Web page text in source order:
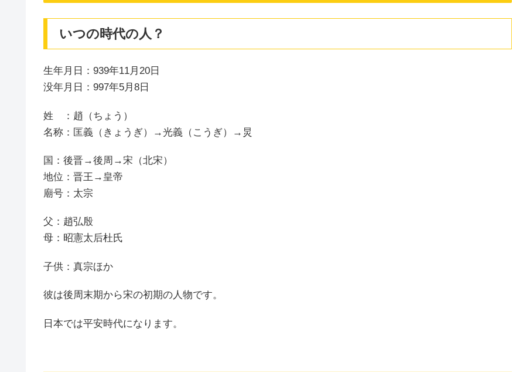
いつの時代の人？
生年月日：939年11月20日
没年月日：997年5月8日
姓 ：趙（ちょう）
名称：匡義（きょうぎ）→光義（こうぎ）→炅
国：後晋→後周→宋（北宋）
地位：晋王→皇帝
廟号：太宗
父：趙弘殷
母：昭憲太后杜氏
子供：真宗ほか
彼は後周末期から宋の初期の人物です。
日本では平安時代になります。